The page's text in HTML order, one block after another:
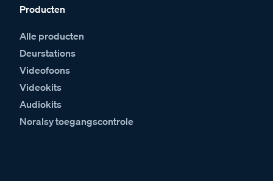
Producten
Alle producten
Deurstations
Videofoons
Videokits
Audiokits
Noralsy toegangscontrole